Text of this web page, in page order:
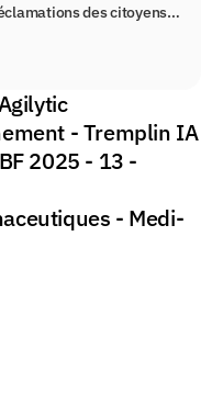
des citoyens.
et améliorant la qualité
- Tremplin IA
2025 - 13 -
- Medi-